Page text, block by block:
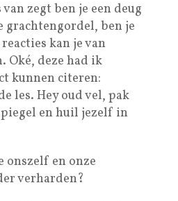
zegt ben je een deug
grachtengordel, ben je
kan je van
Oké, deze had ik
kunnen citeren:
les. Hey oud vel, pak
en huil jezelf in
onszelf en onze
verharden?